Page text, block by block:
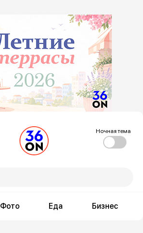
Ночная тема
Фото Еда Бизнес